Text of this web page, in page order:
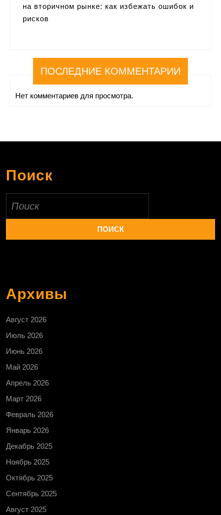
на вторичном рынке: как избежать ошибок и
рисков
ПОСЛЕДНИЕ КОММЕНТАРИИ
Нет комментариев для просмотра.
Поиск
Архивы
Август 2026
Июль 2026
Июнь 2026
Май 2026
Апрель 2026
Март 2026
Февраль 2026
Январь 2026
Декабрь 2025
Ноябрь 2025
Октябрь 2025
Сентябрь 2025
Август 2025